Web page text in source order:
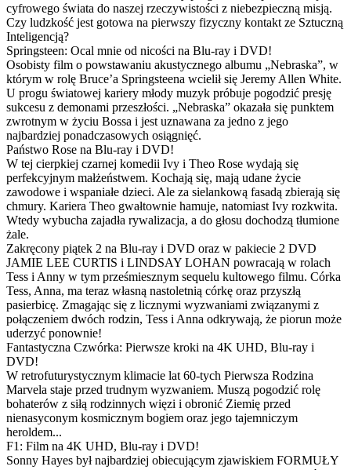
cyfrowego świata do naszej rzeczywistości z niebezpieczną misją.
Czy ludzkość jest gotowa na pierwszy fizyczny kontakt ze Sztuczną
Inteligencją?
Springsteen: Ocal mnie od nicości na Blu-ray i DVD!
Osobisty film o powstawaniu akustycznego albumu „Nebraska”, w
którym w rolę Bruce’a Springsteena wcielił się Jeremy Allen White.
U progu światowej kariery młody muzyk próbuje pogodzić presję
sukcesu z demonami przeszłości. „Nebraska” okazała się punktem
zwrotnym w życiu Bossa i jest uznawana za jedno z jego
najbardziej ponadczasowych osiągnięć.
Państwo Rose na Blu-ray i DVD!
W tej cierpkiej czarnej komedii Ivy i Theo Rose wydają się
perfekcyjnym małżeństwem. Kochają się, mają udane życie
zawodowe i wspaniałe dzieci. Ale za sielankową fasadą zbierają się
chmury. Kariera Theo gwałtownie hamuje, natomiast Ivy rozkwita.
Wtedy wybucha zajadła rywalizacja, a do głosu dochodzą tłumione
żale.
Zakręcony piątek 2 na Blu-ray i DVD oraz w pakiecie 2 DVD
JAMIE LEE CURTIS i LINDSAY LOHAN powracają w rolach
Tess i Anny w tym prześmiesznym sequelu kultowego filmu. Córka
Tess, Anna, ma teraz własną nastoletnią córkę oraz przyszłą
pasierbicę. Zmagając się z licznymi wyzwaniami związanymi z
połączeniem dwóch rodzin, Tess i Anna odkrywają, że piorun może
uderzyć ponownie!
Fantastyczna Czwórka: Pierwsze kroki na 4K UHD, Blu-ray i
DVD!
W retrofuturystycznym klimacie lat 60-tych Pierwsza Rodzina
Marvela staje przed trudnym wyzwaniem. Muszą pogodzić rolę
bohaterów z siłą rodzinnych więzi i obronić Ziemię przed
nienasyconym kosmicznym bogiem oraz jego tajemniczym
heroldem...
F1: Film na 4K UHD, Blu-ray i DVD!
Sonny Hayes był najbardziej obiecującym zjawiskiem FORMUŁY